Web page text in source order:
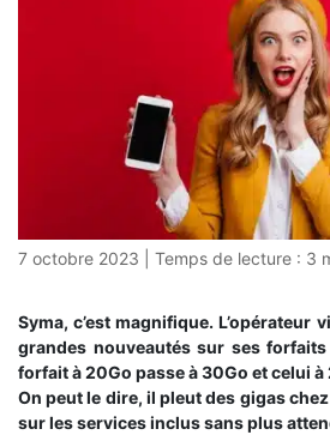
7 octobre 2023 Temps de lecture : 3
Syma, c’est magnifique. L’opérateur
grandes nouveautés sur ses
forfait à 20Go passe à 30Go et celui à
On peut le dire, il pleut des gigas
sur les services inclus sans plus